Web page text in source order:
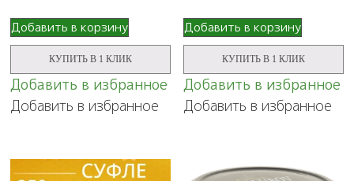
Добавить в корзину
КУПИТЬ В 1 КЛИК
Добавить в избранное
Добавить в избранное
Добавить в корзину
КУПИТЬ В 1 КЛИК
Добавить в избранное
Добавить в избранное